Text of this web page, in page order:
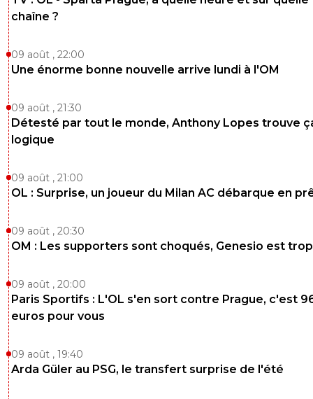
chaîne ?
09 août , 22:00
Une énorme bonne nouvelle arrive lundi à l'OM
09 août , 21:30
Détesté par tout le monde, Anthony Lopes trouve
logique
09 août , 21:00
OL : Surprise, un joueur du Milan AC débarque en
09 août , 20:30
OM : Les supporters sont choqués, Genesio est
09 août , 20:00
Paris Sportifs : L'OL s'en sort contre Prague, c'est
euros pour vous
09 août , 19:40
Arda Güler au PSG, le transfert surprise de l'été